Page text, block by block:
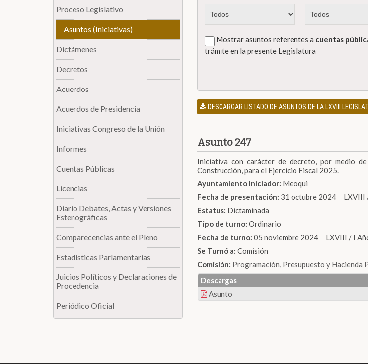
Proceso Legislativo
Asuntos (Iniciativas)
Dictámenes
Decretos
Acuerdos
Acuerdos de Presidencia
Iniciativas Congreso de la Unión
Informes
Cuentas Públicas
Licencias
Diario Debates, Actas y Versiones
Estenográficas
Comparecencias ante el Pleno
Estadísticas Parlamentarias
Juicios Políticos y Declaraciones de
Procedencia
Periódico Oficial
Mostrar asuntos referentes a cuentas
trámite en la presente Legislatura
DESCARGAR LISTADO DE ASUNTOS DE LA LXVIII
Asunto 247
Iniciativa con carácter de decreto, por medio
Construcción, para el Ejercicio Fiscal 2025.
Ayuntamiento Iniciador: Meoqui
Fecha de presentación: 31 octubre 2024 LXVIII /
Estatus: Dictaminada
Tipo de turno: Ordinario
Fecha de turno: 05 noviembre 2024 LXVIII / I
Se Turnó a: Comisión
Comisión: Programación, Presupuesto y Hacienda
Descargas
Asunto